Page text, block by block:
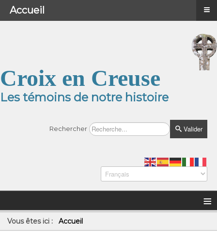
Croix en Creuse
Les témoins de notre histoire
Rechercher Valider
≡
Vous êtes ici : Accueil
Menu ≡
Accueil ≡